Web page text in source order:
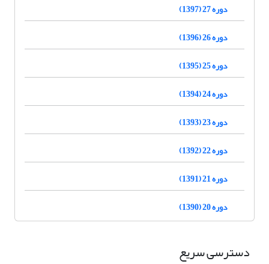
دوره 27 (1397)
دوره 26 (1396)
دوره 25 (1395)
دوره 24 (1394)
دوره 23 (1393)
دوره 22 (1392)
دوره 21 (1391)
دوره 20 (1390)
دسترسی سریع